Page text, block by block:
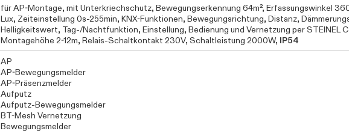
für AP-Montage, mit Unterkriechschutz, Bewegungserkennung 64m², Erfassungswinkel
Lux, Zeiteinstellung 0s-255min, KNX-Funktionen, Bewegungsrichtung, Distanz,
Helligkeitswert, Tag-/Nachtfunktion, Einstellung, Bedienung und Vernetzung per STEINEL
Montagehöhe 2-12m, Relais-Schaltkontakt 230V, Schaltleistung 2000W, IP54
AP
AP-Bewegungsmelder
AP-Präsenzmelder
Aufputz
Aufputz-Bewegungsmelder
BT-Mesh Vernetzung
Bewegungsmelder